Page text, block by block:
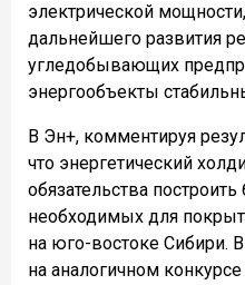
электрической
дальнейшего развития
угледобывающих
энергообъекты
В Эн+, комментируя
что энергетический
обязательства
необходимых для
на юго-востоке Сибири.
на аналогичном